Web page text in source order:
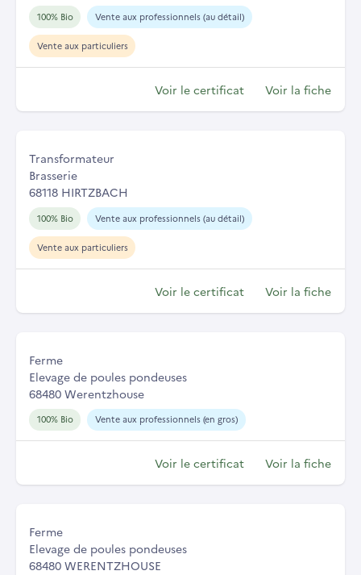
100% Bio Vente aux professionnels (au détail)
Vente aux particuliers
Voir le certificat Voir la fiche
Transformateur
Brasserie
68118 HIRTZBACH
100% Bio Vente aux professionnels (au détail)
Vente aux particuliers
Voir le certificat Voir la fiche
Ferme
Elevage de poules pondeuses
68480 Werentzhouse
100% Bio Vente aux professionnels (en gros)
Voir le certificat Voir la fiche
Ferme
Elevage de poules pondeuses
68480 WERENTZHOUSE